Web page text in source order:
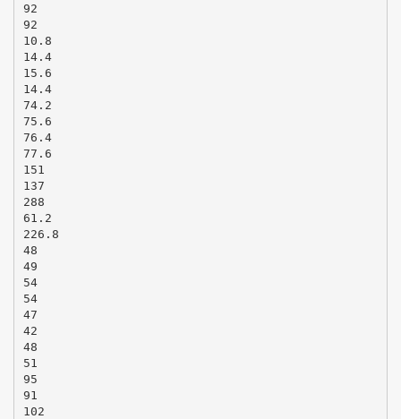
92
92
10.8
14.4
15.6
14.4
74.2
75.6
76.4
77.6
151
137
288
61.2
226.8
48
49
54
54
47
42
48
51
95
91
102